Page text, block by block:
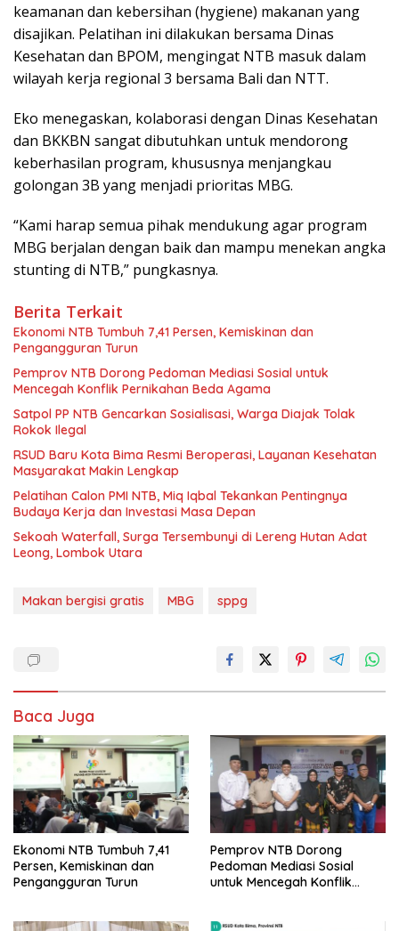
keamanan dan kebersihan (hygiene) makanan yang
disajikan. Pelatihan ini dilakukan bersama Dinas
Kesehatan dan BPOM, mengingat NTB masuk dalam
wilayah kerja regional 3 bersama Bali dan NTT.
Eko menegaskan, kolaborasi dengan Dinas Kesehatan
dan BKKBN sangat dibutuhkan untuk mendorong
keberhasilan program, khususnya menjangkau
golongan 3B yang menjadi prioritas MBG.
“Kami harap semua pihak mendukung agar program
MBG berjalan dengan baik dan mampu menekan angka
stunting di NTB,” pungkasnya.
Berita Terkait
Ekonomi NTB Tumbuh 7,41 Persen, Kemiskinan dan
Pengangguran Turun
Pemprov NTB Dorong Pedoman Mediasi Sosial untuk
Mencegah Konflik Pernikahan Beda Agama
Satpol PP NTB Gencarkan Sosialisasi, Warga Diajak Tolak
Rokok Ilegal
RSUD Baru Kota Bima Resmi Beroperasi, Layanan Kesehatan
Masyarakat Makin Lengkap
Pelatihan Calon PMI NTB, Miq Iqbal Tekankan Pentingnya
Budaya Kerja dan Investasi Masa Depan
Sekoah Waterfall, Surga Tersembunyi di Lereng Hutan Adat
Leong, Lombok Utara
Makan bergisi gratis MBG sppg
Baca Juga
Ekonomi NTB Tumbuh 7,41
Persen, Kemiskinan dan
Pengangguran Turun
Pemprov NTB Dorong
Pedoman Mediasi Sosial
untuk Mencegah Konflik